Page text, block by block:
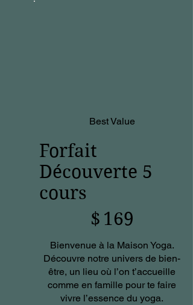
Best Value
Forfait
Découverte 5
cours
$ 169
Bienvenue à la Maison Yoga.
Découvre notre univers de bien-
être, un lieu où l’on t’accueille
comme en famille pour te faire
vivre l’essence du yoga.